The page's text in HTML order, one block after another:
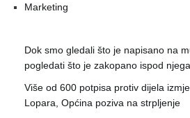
Marketing
Dok smo gledali što je napisano na
pogledati što je zakopano ispod njega
Više od 600 potpisa protiv dijela
Lopara, Općina poziva na strpljenje